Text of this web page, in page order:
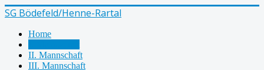
SG Bödefeld/Henne-Rartal
Home
II. Mannschaft
III. Mannschaft